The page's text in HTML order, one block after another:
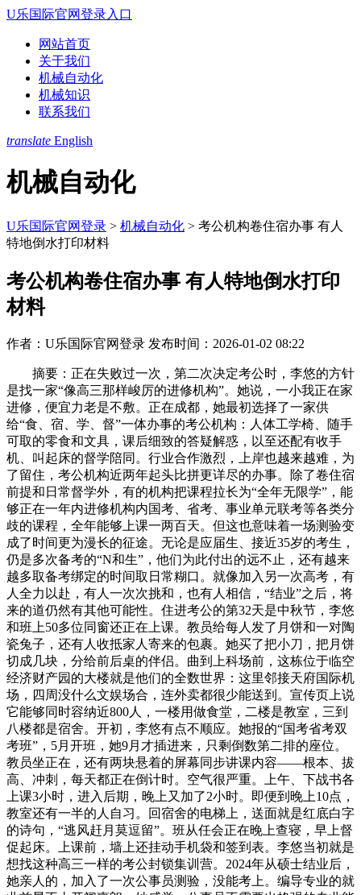
U乐国际官网登录入口
网站首页
关于我们
机械自动化
机械知识
联系我们
translate English
机械自动化
U乐国际官网登录 > 机械自动化 > 考公机构卷住宿办事 有人
特地倒水打印材料
考公机构卷住宿办事 有人特地倒水打印
材料
作者：U乐国际官网登录 发布时间：2026-01-02 08:22
摘要：正在失败过一次，第二次决定考公时，李悠的方针
是找一家“像高三那样峻厉的进修机构”。她说，一小我正在家
进修，便宜力老是不敷。正在成都，她最初选择了一家供
给“食、宿、学、督”一体办事的考公机构：人体工学椅、随手
可取的零食和文具，课后细致的答疑解惑，以至还配有收手
机、叫起床的督学陪同。行业合作激烈，上岸也越来越难，为
了留住，考公机构近两年起头比拼更详尽的办事。除了卷住宿
前提和日常督学外，有的机构把课程拉长为“全年无限学”，能
够正在一年内进修机构内国考、省考、事业单元联考等各类分
歧的课程，全年能够上课一两百天。但这也意味着一场测验变
成了时间更为漫长的征途。无论是应届生、接近35岁的考生，
仍是多次备考的“N和生”，他们为此付出的远不止，还有越来
越多取备考绑定的时间取日常糊口。就像加入另一次高考，有
人全力以赴，有人一次次挑和，也有人相信，“结业”之后，将
来的道仍然有其他可能性。住进考公的第32天是中秋节，李悠
和班上50多位同窗还正在上课。教员给每人发了月饼和一对陶
瓷兔子，还有人收抵家人寄来的包裹。她买了把小刀，把月饼
切成几块，分给前后桌的伴侣。曲到上科场前，这栋位于临空
经济财产园的大楼就是他们的全数世界：这里邻接天府国际机
场，四周没什么文娱场合，连外卖都很少能送到。宣传页上说
它能够同时容纳近800人，一楼用做食堂，二楼是教室，三到
八楼都是宿舍。开初，李悠有点不顺应。她报的“国考省考双
考班”，5月开班，她9月才插进来，只剩倒数第二排的座位。
教员坐正在，还有两块悬着的屏幕同步讲课内容——根本、拔
高、冲刺，每天都正在倒计时。空气很严重。上午、下战书各
上课3小时，进入后期，晚上又加了2小时。即便到晚上10点，
教室还有一半的人自习。回宿舍的电梯上，送面就是红底白字
的诗句，“逃风赶月莫逗留”。班从任会正在晚上查寝，早上督
促起床。上课前，墙上还挂动手机袋和签到表。李悠当初就是
想找这种高三一样的考公封锁集训营。2024年从硕士结业后，
她亲人的，加入了一次公事员测验，没能考上。编导专业的就